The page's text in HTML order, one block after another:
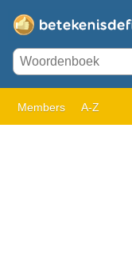
Members A-Z